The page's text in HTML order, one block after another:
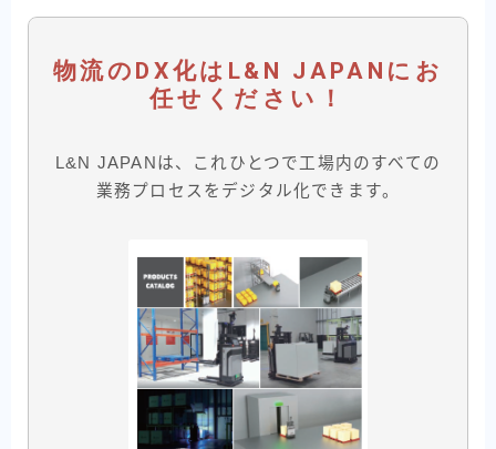
物流のDX化は L&N JAPAN にお
任せください！
L&N JAPANは、これひとつで工場内のすべての
業務プロセスをデジタル化できます。